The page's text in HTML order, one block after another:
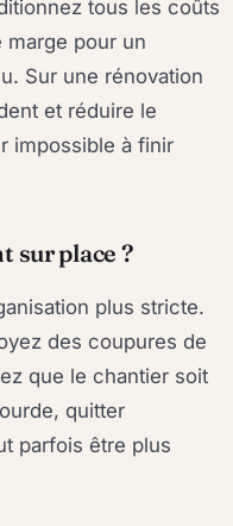
tous les coûts
marge pour un
Sur une rénovation
et réduire le
impossible à finir
sur place ?
plus stricte.
des coupures de
que le chantier soit
quitter
parfois être plus